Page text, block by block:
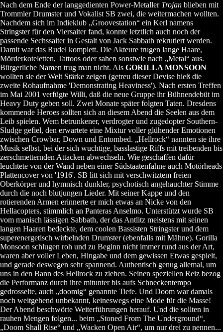
Nach dem Ende der langgedienten Power-Metaller Trojan blieben mit
Trommler Drumster und Vokalist SB zwei, die weitermachen wollten.
Nachdem sich im Indieklub „Groovestation“ ein Kerl namens
Stringster für den Viersaiter fand, konnte letztlich auch noch der
passende Sechssaiter in Gestalt von Jack Sabbath rekrutiert werden.
Damit war das Rudel komplett. Die Akteure trugen lange Haare,
Mörderkoteletten, Tattoos oder sahen sonstwie nach „Metal“ aus.
Bürgerliche Namen trug man nicht. Als GORILLA MONSOON
wollten sie der Welt Stärke zeigen (getreu dieser Devise hieß die
zweite Rohaufnahme 'Demonstrating Heaviness'). Nach ersten Treffen
im Mai 2001 verfügte Willi, daß die neue Gruppe ihr Bühnendebüt im
Heavy Duty geben soll. Zwei Monate später folgten Taten. Dresdens
kommende Heroes sollten sich an diesem Abend die Seelen aus dem
Leib spielen. Wem betrunkener, verdrogter und zugedopter Southern-
Sludge gefiel, den erwartete eine Mixtur voller glühender Emotionen
zwischen Crowbar, Down und Entombed. „Hellrock“ nannten sie ihre
Musik selbst, bei der sich wuchtige, basslastige Riffs mit treibenden bis
zerschmetternden Attacken abwechseln. Wie geschaffen dafür
leuchtete von der Wand neben einer Südstaatenfahne auch Motörheads
Plattencover von '1916'. SB litt sich mit verschwitztem freien
Oberkörper und hymnisch dunkler, psychotisch angehauchter Stimme
durch die noch blutjungen Lieder. Mit seiner Kappe und den
rotierenden Armen erinnerte er mich etwas an Nicke von den
Hellacopters, stimmlich an Panteras Anselmo. Unterstützt wurde SB
vom manisch lässigen Sabbath, der das Antlitz meistens mit seinen
langen Haaren bedeckte, dem coolen Bassisten Stringster und dem
superenergetisch wirbelnden Drumster (ebenfalls mit Mähne). Gorilla
Monsoon schlugen roh und zu Beginn nicht immer rund aus der Art,
waren aber voller Leben, Hingabe und dem gewissen Etwas gespielt,
und gerade deswegen sehr spannend. Authentisch genug allemal, um
uns in den Bann des Hellrock zu ziehen. Seinen speziellen Reiz bezog
die Performanz durch ihre mitunter bis aufs Schneckentempo
gedrosselte, auch „doomig“ genannte Tiefe. Und Doom war damals
noch weitgehend unbekannt, keineswegs eine Mode für die Masse!
Der Abend beschwörte Weiterführungen herauf. Und die sollten in
rauhen Mengen folgen... beim „Stoned From The Underground“,
„Doom Shall Rise“ und „Wacken Open Air“, um nur drei zu nennen...